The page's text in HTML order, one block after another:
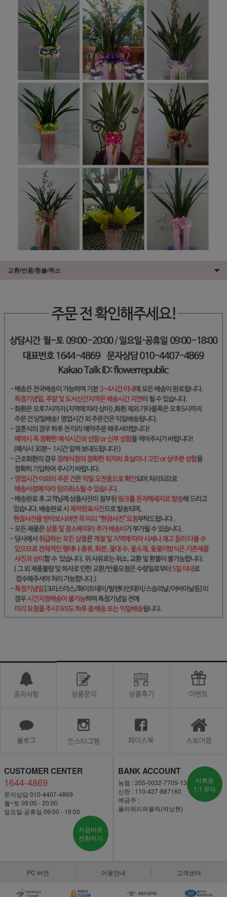
교환/반품/환불/취소
CUSTOMER CENTER
1644-4869
문자상담 010-4407-4869
월~토 09:00 - 20:00
일요일·공휴일 09:00 - 18:00
지금바로
전화하기
BANK ACCOUNT
농협 : 355-0032-7705-13
신한 : 110-427-887160
예금주 :
플라워리퍼블릭(박상현)
비회원
1:1 문의
PC 버전 이용안내 고객센터